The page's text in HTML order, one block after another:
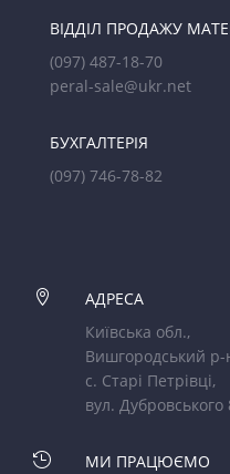
ВІДДІЛ ПРОДАЖУ
(097) 487-18-70
peral-sale@ukr.net
БУХГАЛТЕРІЯ
(097) 746-78-82

АДРЕСА
Київська обл.,
Вишгородський р-
с. Старі Петрівці,
вул. Дубровського

МИ ПРАЦЮЄМО